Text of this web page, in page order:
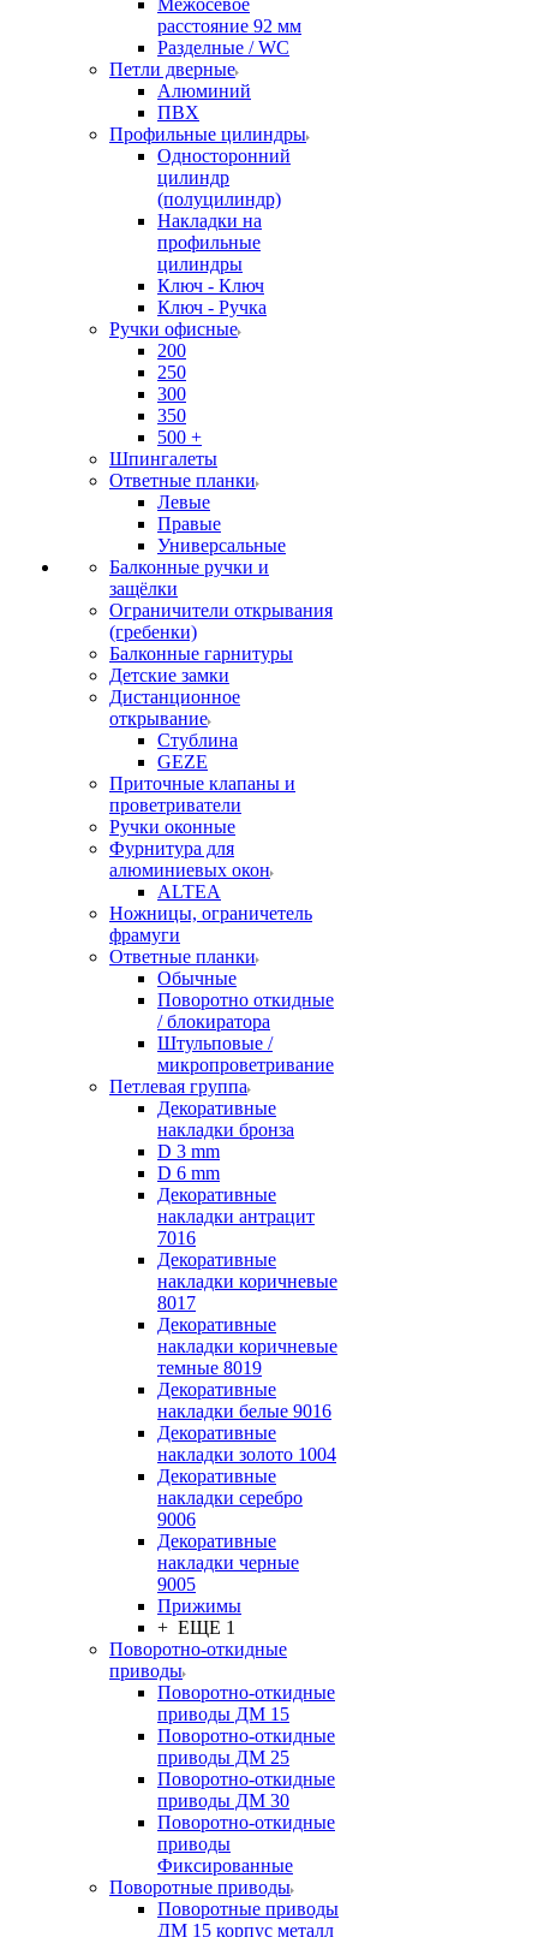
Межосевое
расстояние 92 мм
Разделные / WC
Петли дверные
Алюминий
ПВХ
Профильные цилиндры
Односторонний
цилиндр
(полуцилиндр)
Накладки на
профильные
цилиндры
Ключ - Ключ
Ключ - Ручка
Ручки офисные
200
250
300
350
500 +
Шпингалеты
Ответные планки
Левые
Правые
Универсальные
Балконные ручки и
защёлки
Ограничители открывания
(гребенки)
Балконные гарнитуры
Детские замки
Дистанционное
открывание
Стублина
GEZE
Приточные клапаны и
проветриватели
Ручки оконные
Фурнитура для
алюминиевых окон
ALTEA
Ножницы, ограничетель
фрамуги
Ответные планки
Обычные
Поворотно откидные
/ блокиратора
Штульповые /
микропроветривание
Петлевая группа
Декоративные
накладки бронза
D 3 mm
D 6 mm
Декоративные
накладки антрацит
7016
Декоративные
накладки коричневые
8017
Декоративные
накладки коричневые
темные 8019
Декоративные
накладки белые 9016
Декоративные
накладки золото 1004
Декоративные
накладки серебро
9006
Декоративные
накладки черные
9005
Прижимы
+ ЕЩЕ 1
Поворотно-откидные
приводы
Поворотно-откидные
приводы ДМ 15
Поворотно-откидные
приводы ДМ 25
Поворотно-откидные
приводы ДМ 30
Поворотно-откидные
приводы
Фиксированные
Поворотные приводы
Поворотные приводы
ДМ 15 корпус металл